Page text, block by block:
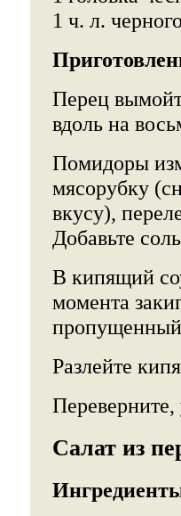
1 ч. л.
Перец
вдоль на
Помидоры
мясорубку
вкусу),
Добавьте
В кипящий
момента
пропущенный
Разлейте
Переверните,
Салат из